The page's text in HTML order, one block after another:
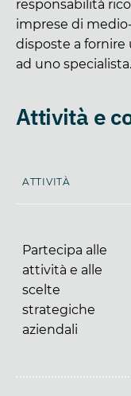
responsabilità
imprese di
disposte a fornire
ad uno specialista.
Attività e
ATTIVITÀ
Partecipa alle
attività e alle
scelte
strategiche
aziendali